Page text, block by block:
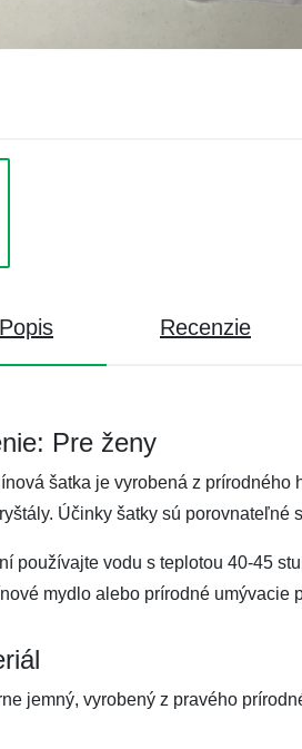
Popis Recenzie
Pre ženy
šatka je vyrobená z
Účinky šatky sú porovnateľné
používajte vodu s teplotou 40-45
mydlo alebo prírodné umývacie
jemný, vyrobený z pravého